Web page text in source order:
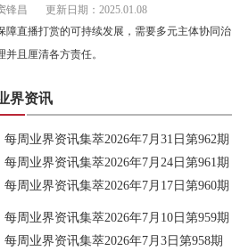
锋昌
更新日期：2025.01.08
障直播打赏的可持续发展，需要多元主体协同治
并且厘清各方责任。
界资讯
每周业界资讯集萃2026年7月31日第962期
每周业界资讯集萃2026年7月24日第961期
每周业界资讯集萃2026年7月17日第960期
每周业界资讯集萃2026年7月10日第959期
每周业界资讯集萃2026年7月3日第958期